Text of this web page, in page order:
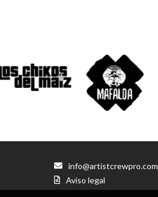
info@artistcrewpro.com
Aviso legal